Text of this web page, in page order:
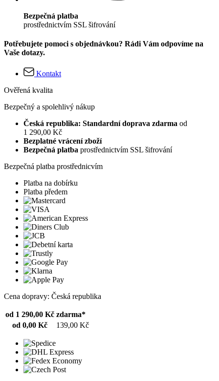
Bezpečná platba
prostřednictvím SSL šifrování
Potřebujete pomoci s objednávkou? Rádi Vám odpovíme na
Vaše dotazy.
Kontakt
Ověřená kvalita
Bezpečný a spolehlivý nákup
Česká republika: Standardní doprava zdarma od
1 290,00 Kč
Bezplatné vrácení zboží
Bezpečná platba prostřednictvím SSL šifrování
Bezpečná platba prostřednicvím
Platba na dobírku
Platba předem
Cena dopravy: Česká republika
od 1 290,00 Kč zdarma*
od 0,00 Kč
139,00 Kč